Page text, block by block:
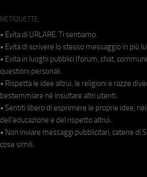
NETIQUETTE
• Evita di URLARE. Ti sentiamo.
• Evita di scrivere lo stesso messaggio in più
• Evita in luoghi pubblici (forum, chat,
questioni personali.
• Rispetta le idee altrui, le religioni e razze
bestemmiare né insultare altri utenti.
• Sentiti libero di esprimere le proprie idee,
dell'educazione e del rispetto altrui.
• Non inviare messaggi pubblicitari, catene di
cose simili.